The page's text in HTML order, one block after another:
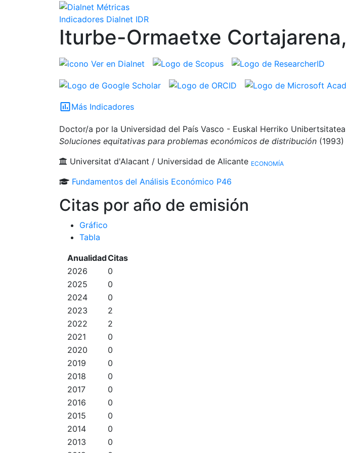
Indicadores Dialnet IDR
Iturbe-Ormaetxe
Ver en Dialnet
insert_chart_outlinedMás Indicadores
Doctor/a por la Universidad del País Vasco - Euskal Herriko
Soluciones equitativas para problemas económicos de distribución (1993)
Universitat d'Alacant / Universidad de Alicante ECONOMÍA
Fundamentos del Análisis Económico P46
Citas por año de emisión
Gráfico
Tabla
AnualidadCitas
2026
0
2025
0
2024
0
2023
2
2022
2
2021
0
2020
0
2019
0
2018
0
2017
0
2016
0
2015
0
2014
0
2013
0